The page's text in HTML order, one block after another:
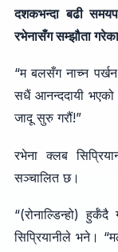
दशकभन्दा बढी
रभेनासँग सम्झौता
“म बलसँग नाच्न
सधैं आनन्ददायी भएको
जादू सुरु गरौं!”
रभेना क्लब
सञ्चालित छ।
“(रोनाल्डिन्हो)
सिप्रियानीले भने।